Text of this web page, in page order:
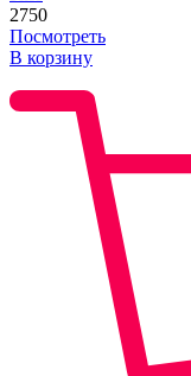
2750
Посмотреть
В корзину